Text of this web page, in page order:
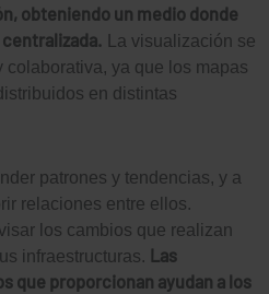
obteniendo un medio donde
La visualización se
ya que los mapas
en distintas
patrones y tendencias, y a
relaciones entre ellos.
los cambios que realizan
infraestructuras. Las
que proporcionan ayudan a los